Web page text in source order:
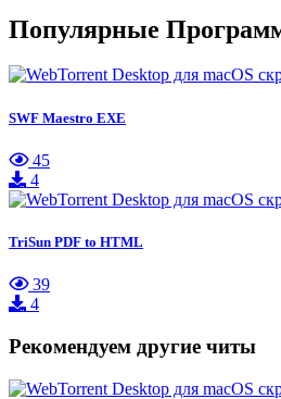
Популярные
SWF Maestro EXE
45
4
TriSun PDF to HTML
39
4
Рекомендуем другие читы